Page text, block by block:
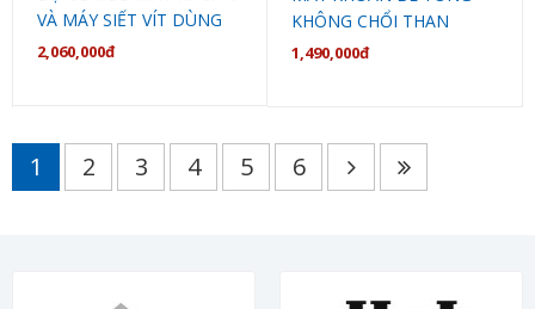
VÀ MÁY SIẾT VÍT DÙNG
PIN ADKIT01EK DCA
2,060,000đ
KHÔNG CHỔI THAN
DÙNG PIN ADZC22Z DCA
1,490,000đ
1 2 3 4 5 6